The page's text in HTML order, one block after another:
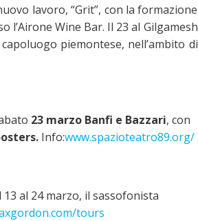
lavoro, “Grit”, con la formazione
l’Airone Wine Bar. Il 23 al Gilgamesh
piemontese, nell’ambito di
23 marzo Banfi e Bazzari, con
Info:www.spazioteatro89.org/
13 al 24 marzo, il sassofonista
tours